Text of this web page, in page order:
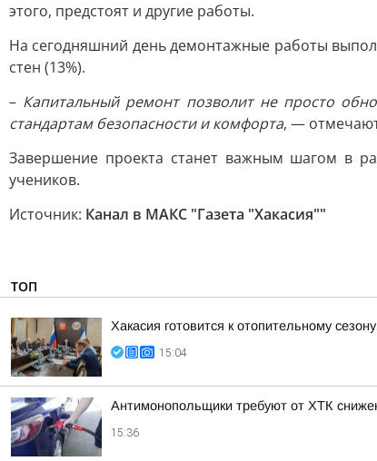
этого, предстоят и другие работы.
На сегодняшний день демонтажные работы
стен (13%).
– Капитальный ремонт позволит не просто
стандартам безопасности и комфорта, —
Завершение проекта станет важным шагом в
учеников.
Источник: Канал в МАКС "Газета "Хакасия""
ТОП
Хакасия готовится к отопительному сезону
15:04
Антимонопольщики требуют от ХТК
15:36